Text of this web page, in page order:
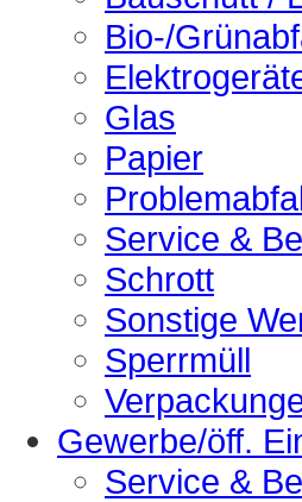
Bio-/
Glas
Papier
Service &
Schrott
Sonstige
Sperrmüll
Gewerbe/öff.
Service &